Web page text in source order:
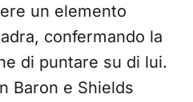
un elemento
confermando la
di puntare su di lui.
Baron e Shields